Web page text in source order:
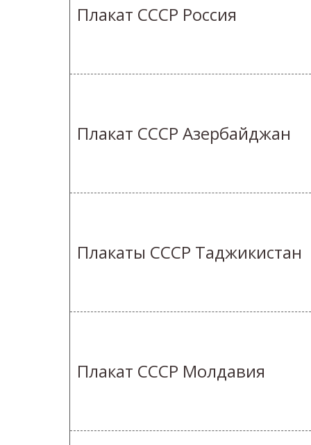
Плакат СССР Россия
Плакат СССР Азербайджан
Плакаты СССР Таджикистан
Плакат СССР Молдавия